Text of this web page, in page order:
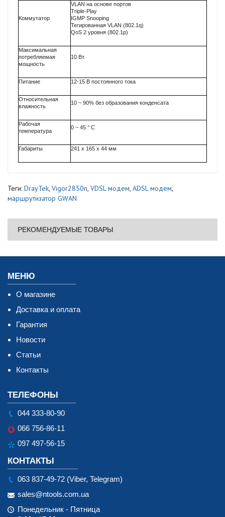
Коммутатор
VLAN на основе портов
Triple-Play
IGMP Snooping
Тегированная VLAN (802.1q)
QoS 2 уровня (802.1p)
Максимальная
потребляемая
мощность
10 Вт
Питание 12-15 В постоянного тока
Относительная
влажность
10 ~ 90% без образования конденсата
Рабочая
температура
0 ~ 45 ° C
Габариты 241 х 165 х 44 мм
Теги: DrayTek, Vigor2850n, VDSL модем, ADSL модем,
маршрутизатор GWAN
РЕКОМЕНДУЕМЫЕ ТОВАРЫ
МЕНЮ
О магазине
Доставка и оплата
Гарантия
Новости
Статьи
Контакты
ТЕЛЕФОНЫ
044 333-80-90
066 756-86-11
097 497-56-15
КОНТАКТЫ
063 837-49-72 (Viber, Telegram)
sales@ntools.com.ua
Понедельник - Пятница